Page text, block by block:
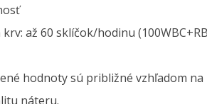
až 60 sklíčok/hodinu
hodnoty sú približné vzhľadom
náteru.